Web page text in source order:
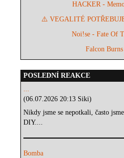
HACKER -
⚠️ VEGALITÉ
Noi!se - Fate Of
Falcon Burns
POSLEDNÍ REAKCE
...
(06.07.2026 20:13 Siki)
Nikdy jsme se nepotkali, často
DIY....
Bomba